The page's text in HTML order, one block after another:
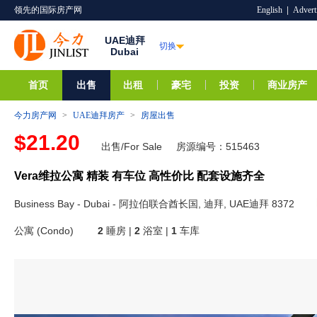
领先的国际房产网 English
UAE迪拜
Dubai
切换
首页 出售 出租 豪宅 投资 商业房产
今力房产网 > UAE迪拜房产 > 房屋出售
$21.20 出售/For Sale 房源编号：515463
Vera维拉公寓 精装 有车位 高性价比 配套设施齐全
Business Bay - Dubai - 阿拉伯联合酋长国, 迪拜, UAE迪拜 8372
公寓 (Condo) 2 睡房 | 2 浴室 | 1 车库